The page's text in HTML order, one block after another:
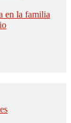
en la familia